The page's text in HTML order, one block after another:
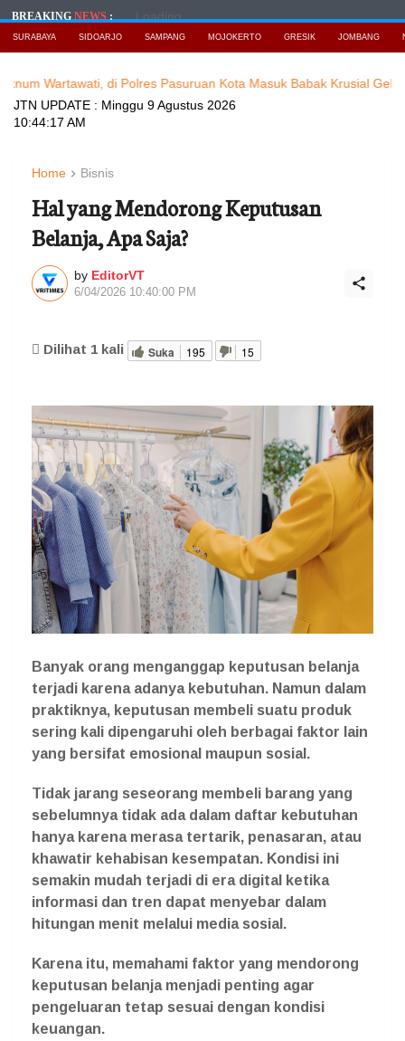
BREAKINGNEWS: Loading...
SURABAYA SIDOARJO SAMPANG MOJOKERTO GRESIK JOMBANG
di Polres Pasuruan Kota Masuk Babak Krusial Gelar Perkara
JTN UPDATE : Minggu 9 Agustus 2026
10:44:19 AM
Home Bisnis
Hal yang Mendorong Keputusan
Belanja, Apa Saja?
by EditorVT
6/04/2026 10:40:00 PM
Dilihat 1 kali Suka 195 15
Banyak orang menganggap keputusan belanja
terjadi karena adanya kebutuhan. Namun dalam
praktiknya, keputusan membeli suatu produk
sering kali dipengaruhi oleh berbagai faktor lain
yang bersifat emosional maupun sosial.
Tidak jarang seseorang membeli barang yang
sebelumnya tidak ada dalam daftar kebutuhan
hanya karena merasa tertarik, penasaran, atau
khawatir kehabisan kesempatan. Kondisi ini
semakin mudah terjadi di era digital ketika
informasi dan tren dapat menyebar dalam
hitungan menit melalui media sosial.
Karena itu, memahami faktor yang mendorong
keputusan belanja menjadi penting agar
pengeluaran tetap sesuai dengan kondisi
keuangan.